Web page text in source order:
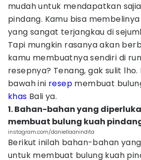
mudah untuk mendapatkan
pindang. Kamu bisa
yang sangat terjangkau di
Tapi mungkin rasanya akan
kamu membuatnya sendiri di
resepnya? Tenang, gak sulit
bawah ini resep membuat
khas Bali ya.
1. Bahan-bahan yang
membuat bulung kuah
instagram.com/daniellaanindita
Berikut inilah bahan-bahan
untuk membuat bulung kuah